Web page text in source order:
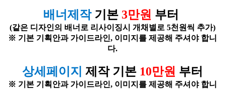
배너제작 기본 3만원 부터
(같은 디자인의 배너로 리사이징시 개채별로 5천원씩 추가)
※ 기본 기획안과 가이드라인, 이미지를 제공해 주셔야 합니
다.
상세페이지 제작 기본 10만원 부터
※ 기본 기획안과 가이드라인, 이미지를 제공해 주셔야 합니